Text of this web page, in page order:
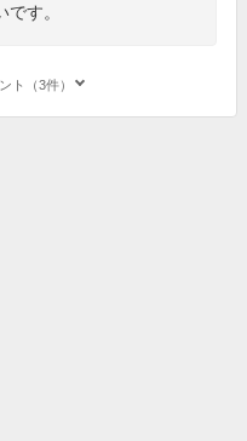
す。
ト（3件）